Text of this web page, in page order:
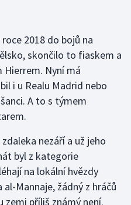
2018 do bojů na
skončilo to fiaskem a
Hierrem. Nyní má
i u Realu Madrid nebo
A to s týmem
nezáří a už jeho
byl z kategorie
na lokální hvězdy
Mannaje, žádný z hráčů
příliš známý není.